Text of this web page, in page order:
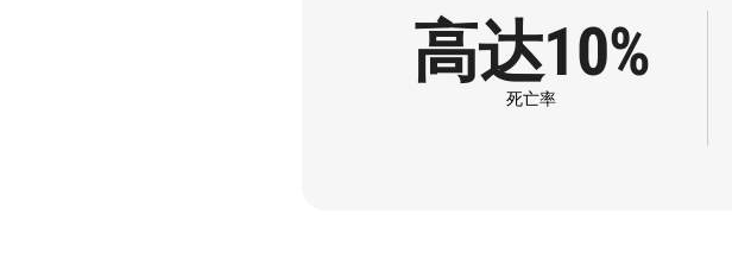
高达10%
死亡率